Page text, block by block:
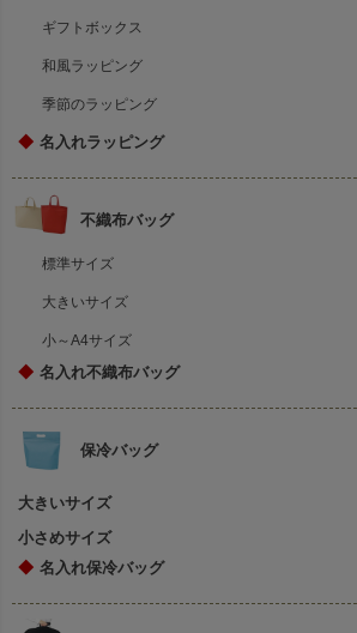
ギフトボックス
和風ラッピング
季節のラッピング
◆ 名入れラッピング
不織布バッグ
標準サイズ
大きいサイズ
小～A4サイズ
◆ 名入れ不織布バッグ
保冷バッグ
大きいサイズ
小さめサイズ
◆ 名入れ保冷バッグ